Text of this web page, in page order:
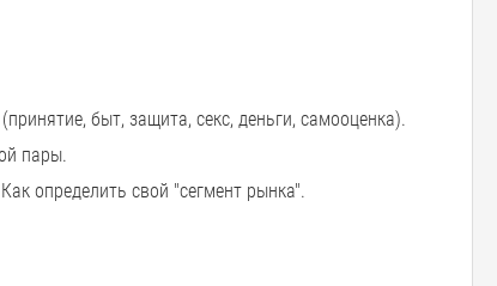
быт, защита, секс, деньги, самооценка).
пары.
определить свой "сегмент рынка".